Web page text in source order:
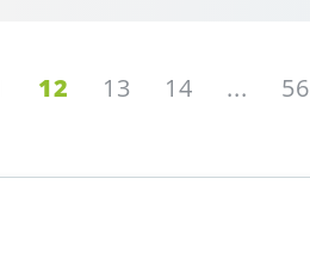
12 13 14 ... 56